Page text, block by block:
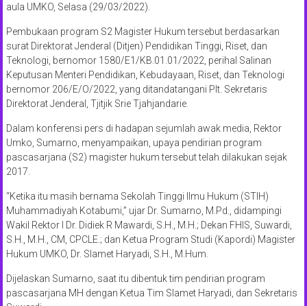
aula UMKO, Selasa (29/03/2022).
Pembukaan program S2 Magister Hukum tersebut berdasarkan
surat Direktorat Jenderal (Ditjen) Pendidikan Tinggi, Riset, dan
Teknologi, bernomor 1580/E1/KB.01.01/2022, perihal Salinan
Keputusan Menteri Pendidikan, Kebudayaan, Riset, dan Teknologi
bernomor 206/E/O/2022, yang ditandatangani Plt. Sekretaris
Direktorat Jenderal, Tjitjik Srie Tjahjandarie.
Dalam konferensi pers di hadapan sejumlah awak media, Rektor
Umko, Sumarno, menyampaikan, upaya pendirian program
pascasarjana (S2) magister hukum tersebut telah dilakukan sejak
2017.
“Ketika itu masih bernama Sekolah Tinggi Ilmu Hukum (STIH)
Muhammadiyah Kotabumi,” ujar Dr. Sumarno, M.Pd., didampingi
Wakil Rektor I Dr. Didiek R Mawardi, S.H., M.H.; Dekan FHIS, Suwardi,
S.H., M.H., CM, CPCLE.; dan Ketua Program Studi (Kapordi) Magister
Hukum UMKO, Dr. Slamet Haryadi, S.H., M.Hum.
Dijelaskan Sumarno, saat itu dibentuk tim pendirian program
pascasarjana MH dengan Ketua Tim Slamet Haryadi, dan Sekretaris